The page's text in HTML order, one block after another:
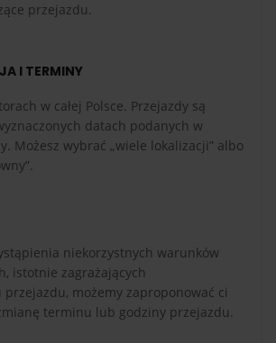
przejazdu.
I TERMINY
w całej Polsce. Przejazdy są
datach podanych w
Możesz wybrać „wiele lokalizacji” albo
niekorzystnych warunków
istotnie zagrażających
możemy zaproponować ci
terminu lub godziny przejazdu.